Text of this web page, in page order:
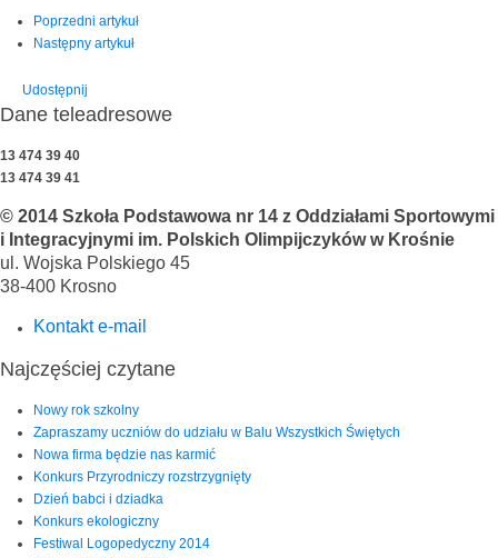
Poprzedni artykuł
Następny artykuł
Udostępnij
Dane teleadresowe
13 474 39 40
13 474 39 41
© 2014 Szkoła Podstawowa nr 14 z Oddziałami Sportowymi
i Integracyjnymi im. Polskich Olimpijczyków w Krośnie
ul. Wojska Polskiego 45
38-400 Krosno
Kontakt e-mail
Najczęściej czytane
Nowy rok szkolny
Zapraszamy uczniów do udziału w Balu Wszystkich Świętych
Nowa firma będzie nas karmić
Konkurs Przyrodniczy rozstrzygnięty
Dzień babci i dziadka
Konkurs ekologiczny
Festiwal Logopedyczny 2014